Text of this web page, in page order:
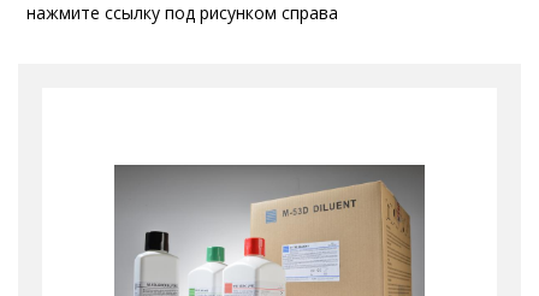
нажмите ссылку под рисунком справа